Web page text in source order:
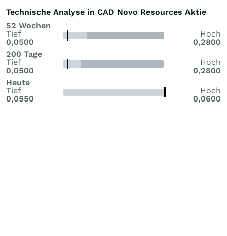
offensichtlich nicht....die daten sollten interessant sein
Technische Analyse in CAD Novo Resources Aktie
52 Wochen
Tief
0,0500
Hoch
0,2800
200 Tage
Tief
0,0500
Hoch
0,2800
Heute
Tief
0,0550
Hoch
0,0600